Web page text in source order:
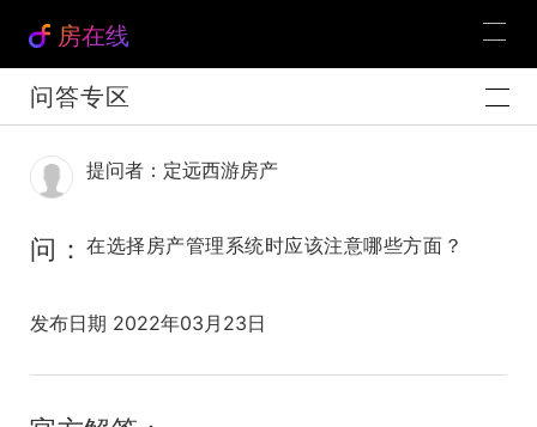
房在线
问答专区
提问者：定远西游房产
问： 在选择房产管理系统时应该注意哪些方面？
发布日期 2022年03月23日